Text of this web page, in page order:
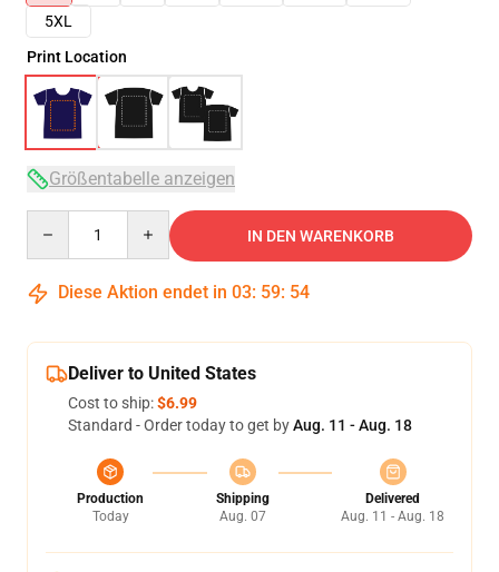
5XL
Print Location
Größentabelle anzeigen
IN DEN WARENKORB
Diese Aktion endet in 03: 59: 54
Deliver to United States
Cost to ship:$6.99
Standard - Order today to get byAug. 11 - Aug. 18
Production
Today
Shipping
Aug. 07
Delivered
Aug. 11 - Aug. 18